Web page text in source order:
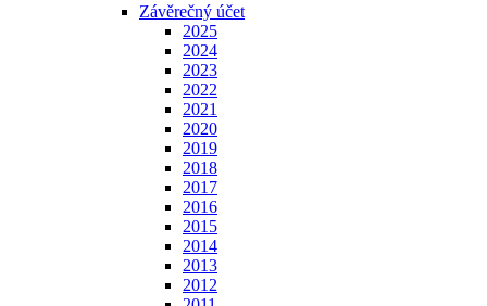
Závěrečný účet
2025
2024
2023
2022
2021
2020
2019
2018
2017
2016
2015
2014
2013
2012